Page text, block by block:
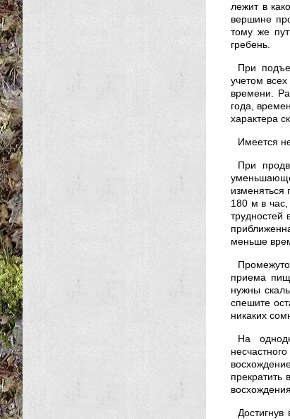
лежит в
вершине
тому же
гребень.
При
учетом
времени.
года,
характера
Имеется
При
180 м в
трудностей
меньше
приема
нужны
спешите
никаких
На
прекратить